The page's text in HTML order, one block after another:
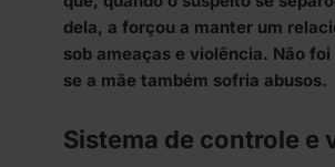
dela, a forçou a manter um
sob ameaças e violência. Não
se a mãe também sofria abusos.
Sistema de controle e